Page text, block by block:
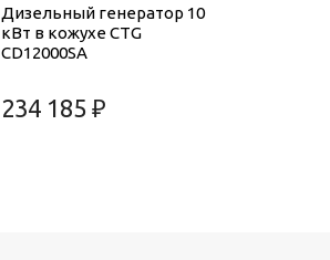
Дизельный генератор 10
кВт в кожухе CTG
CD12000SA
234 185 ₽